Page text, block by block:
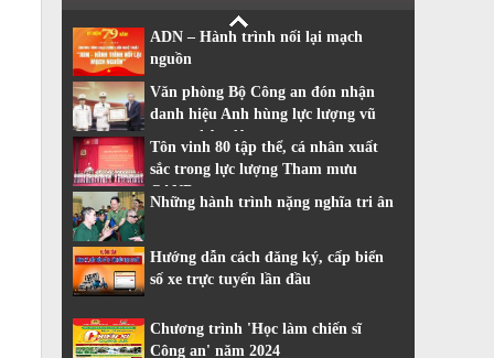
ADN – Hành trình nối lại mạch
nguồn
Văn phòng Bộ Công an đón nhận
danh hiệu Anh hùng lực lượng vũ
trang nhân dân
Tôn vinh 80 tập thể, cá nhân xuất
sắc trong lực lượng Tham mưu
CAND
Những hành trình nặng nghĩa tri ân
Hướng dẫn cách đăng ký, cấp biển
số xe trực tuyến lần đầu
Chương trình 'Học làm chiến sĩ
Công an' năm 2024